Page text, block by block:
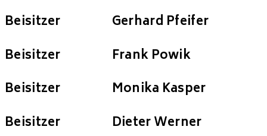
Beisitzer Gerhard Pfeifer
Beisitzer Frank Powik
Beisitzer Monika Kasper
Beisitzer Dieter Werner